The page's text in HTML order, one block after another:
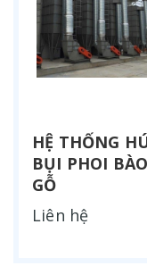
HỆ THỐNG
BỤI PHOI BÀO
GỖ
Liên hệ